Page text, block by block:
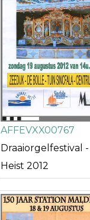
AFFEVXX00767
Draaiorgelfestival -
Heist 2012